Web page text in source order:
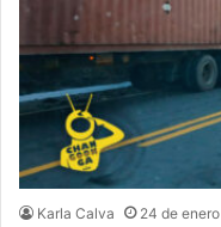
Karla Calva 24 de